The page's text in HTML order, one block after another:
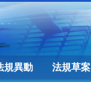
規異動 法規草案